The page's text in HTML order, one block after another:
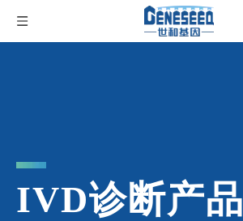
IVD诊断产品